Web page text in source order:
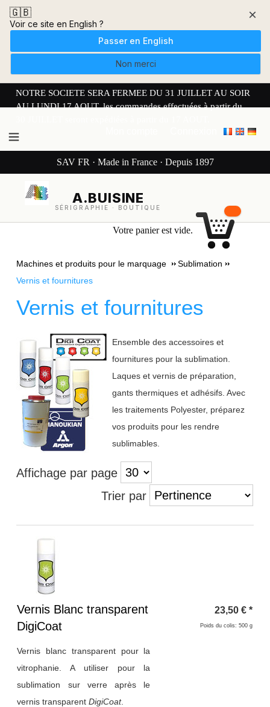
🇬🇧
Voir ce site en English ?
Passer en English
Non merci
×
NOTRE SOCIETE SERA FERMEE DU 31 JUILLET AU SOIR
AU LUNDI 17 AOUT. les commandes effectuées à partir du
SAV FR · Made in France · Depuis 1897
A.BUISINE
SÉRIGRAPHIE · BOUTIQUE
Votre panier est vide.
Machines et produits pour le marquage
Sublimation
Vernis et fournitures
Vernis et fournitures
Ensemble des accessoires et
fournitures pour la sublimation.
Laques et vernis de préparation,
gants thermiques et adhésifs. Avec
les traitements Polyester, préparez
vos produits pour les rendre
sublimables.
Affichage par page
Trier par
Titre 1
Vernis Blanc transparent
DigiCoat
Vernis blanc transparent pour la
vitrophanie. A utiliser pour la
sublimation sur verre après le
vernis transparentDigiCoat.
23,50 € *
Poids du colis: 500 g